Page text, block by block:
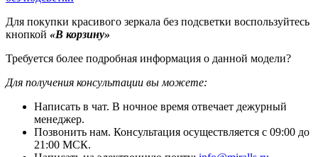
Для покупки красивого зеркала без подсветки воспользуйтесь
кнопкой «В корзину»
Требуется более подробная информация о данной модели?
Для получения консультации вы можете:
Написать в чат. В ночное время отвечает дежурный
менеджер.
Позвонить нам. Консультация осуществляется с 09:00 до
21:00 МСК.